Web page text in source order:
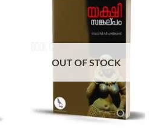
OUT OF STOCK